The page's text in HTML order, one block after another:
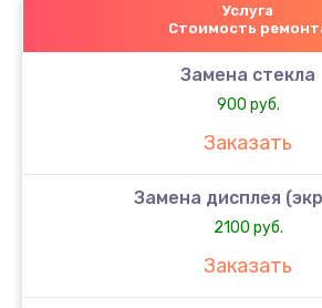
Услуга
Стоимость
Замена стекла
900 руб.
Заказать
Замена дисплея
2100 руб.
Заказать